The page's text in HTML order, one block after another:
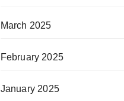
March 2025
February 2025
January 2025